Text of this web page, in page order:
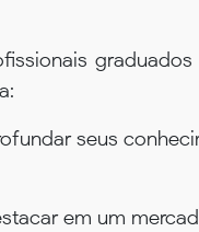
seus
em um